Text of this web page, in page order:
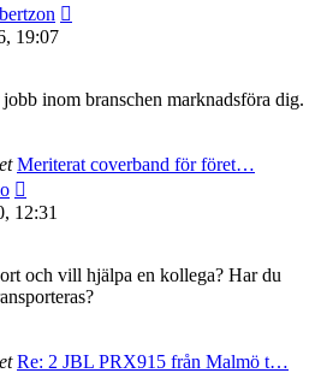
inlägget
19:07
inom branschen marknadsföra dig.
Meriterat coverband för föret…
till
inlägget
12:31
och vill hjälpa en kollega? Har du
Re: 2 JBL PRX915 från Malmö t…